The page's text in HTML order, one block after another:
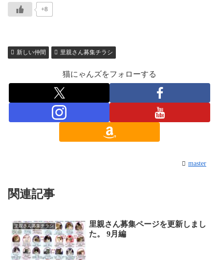
+8
新しい仲間 里親さん募集チラシ
猫にゃんズをフォローする
master
関連記事
里親さん募集チラシ
里親さん募集ページを更新しまし
た。 9月編